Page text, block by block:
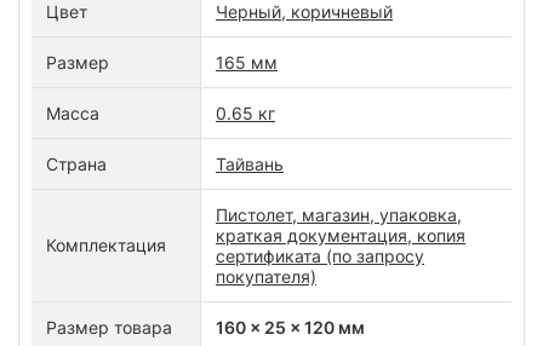
Цвет Черный, коричневый
Размер 165 мм
Масса 0.65 кг
Страна Тайвань
Комплектация
Пистолет, магазин, упаковка,
краткая документация, копия
сертификата (по запросу
покупателя)
Размер товара 160 x 25 x 120 мм